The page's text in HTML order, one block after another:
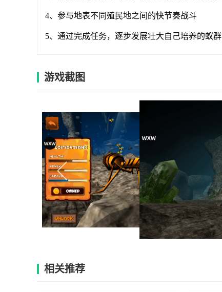
4、参与地表不同殖民地之间的快节奏战斗
5、通过完成任务，逐步发展壮大自己培养的蚁群
游戏截图
相关推荐